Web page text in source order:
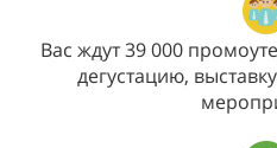
Вас ждут 39 000
дегустацию,